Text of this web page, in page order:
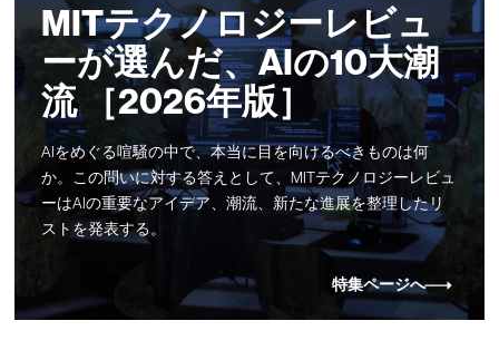
MITテクノロジーレビュ
ーが選んだ、AIの10大潮
流 ［2026年版］
AIをめぐる喧騒の中で、本当に目を向けるべきものは何
か。この問いに対する答えとして、MITテクノロジーレビュ
ーはAIの重要なアイデア、潮流、新たな進展を整理したリ
ストを発表する。
特集ページへ